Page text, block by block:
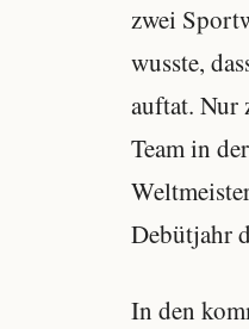
zwei
wusste,
auftat. Nur
Team in
Debütjahr
In den